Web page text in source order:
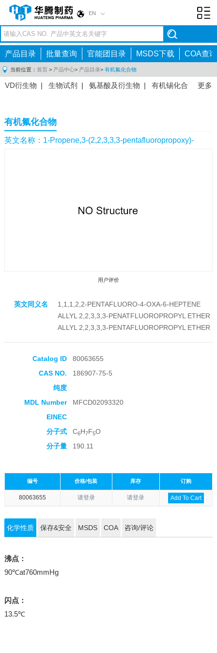
EN
产品目录 批量查询 官能团目录 MSDS下载 COA查询
当前位置： 首页 > 产品中心> 产品目录> 有机氟化合物
更多
VD衍生物 | 生物试剂 | 氨基酸及衍生物 | 有机锡化合
间体|抗高血压药物中间体
感染药物中间体|
体|抗精神病药物中间体 | 抗炎药物中间体 | 精选原料
有机氟化合物
英文名称：1-Propene,3-(2,2,3,3,3-pentafluoropropoxy)-
用户评价
英文同义名
1,1,1,2,2-PENTAFLUORO-4-OXA-6-HEPTENE
ALLYL 2,2,3,3,3-PENATFLUOROPROPYL ETHER
ALLYL 2,2,3,3,3-PENTAFLUOROPROPYL ETHER
Catalog ID
80063655
CAS NO.
186907-75-5
纯度
MDL Number
MFCD02093320
EINEC
分子式
C6H7F5O
分子量
190.11
编号 价格/包装 库存 订购
80063655 请登录 请登录 Add To Cart
化学性质 保存&安全 MSDS COA 咨询/评论
沸点：
90℃at760mmHg
闪点：
13.5℃